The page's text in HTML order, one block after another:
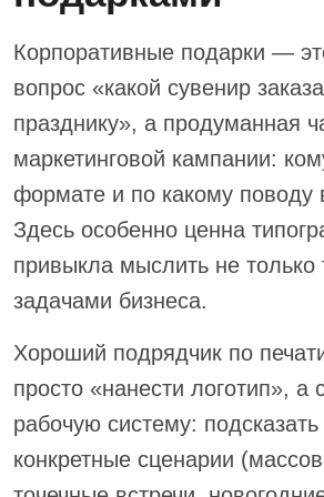
Корпоративные подарки —
вопрос «какой сувенир
празднику», а продуманная
маркетинговой кампании:
формате и по какому поводу
Здесь особенно ценна
привыкла мыслить не
задачами бизнеса.
Хороший подрядчик по
просто «нанести логотип», а
рабочую систему:
конкретные сценарии